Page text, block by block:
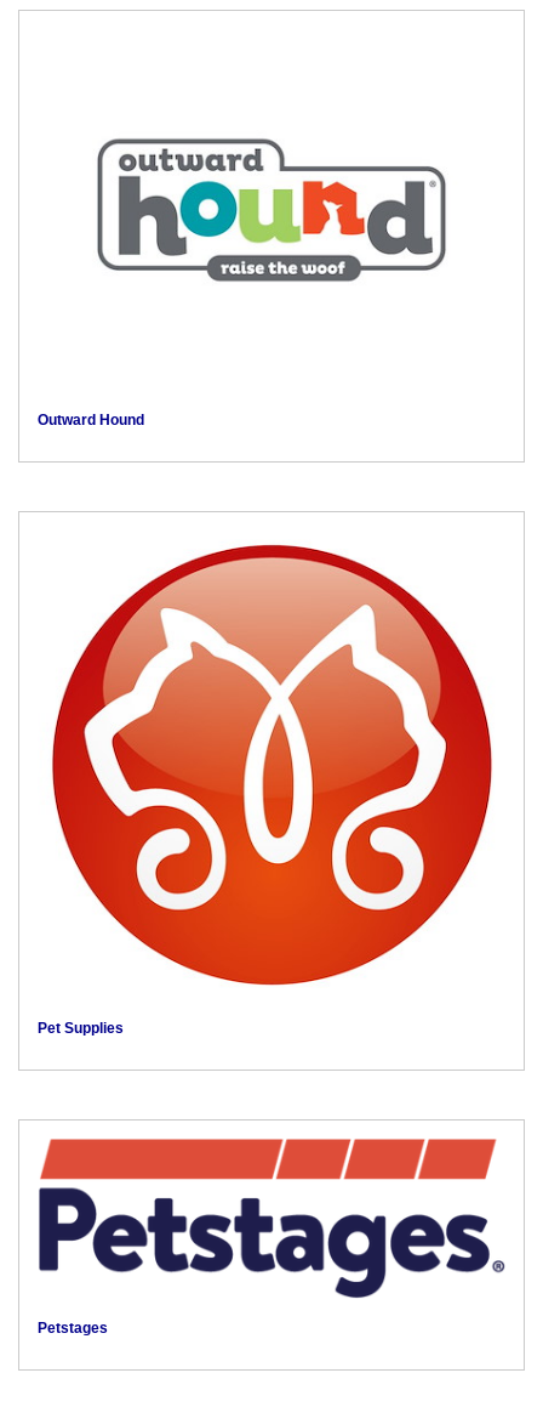
Outward Hound
Pet Supplies
Petstages